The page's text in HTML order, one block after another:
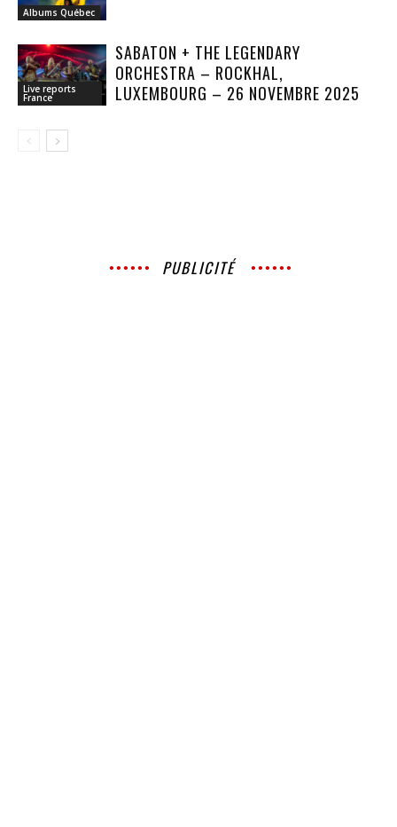
Albums Québec
Live reports
France
SABATON + THE LEGENDARY
ORCHESTRA – ROCKHAL,
LUXEMBOURG – 26 NOVEMBRE 2025
PUBLICITÉ